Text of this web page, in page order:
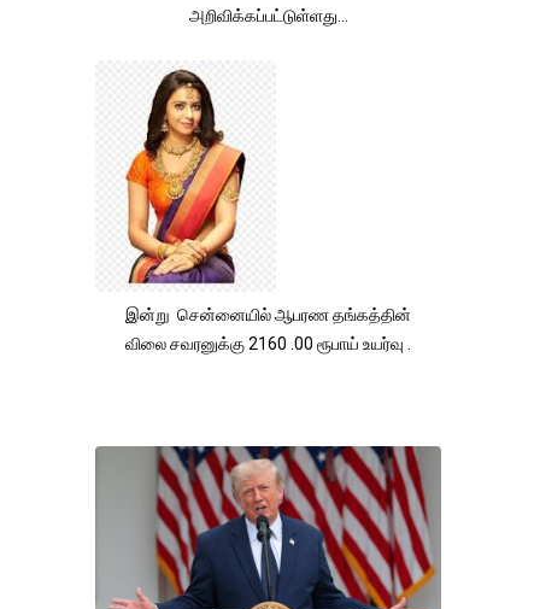
அறிவிக்கப்பட்டுள்ளது...
இன்று சென்னையில் ஆபரண தங்கத்தின்
விலை சவரனுக்கு 2160 .00 ரூபாய் உயர்வு .